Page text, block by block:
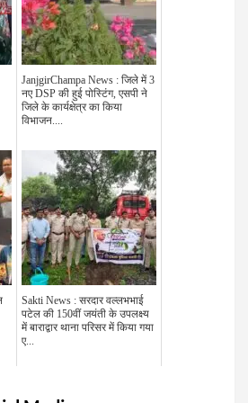
JanjgirChampa News : जिले में 3
नए DSP की हुई पोस्टिंग, एसपी ने
जिले के कार्यक्षेत्र का किया
विभाजन....
Sakti News : सरदार वल्लभभाई
पटेल की 150वीं जयंती के उपलक्ष्य
में बाराद्वार थाना परिसर में किया गया
ए...